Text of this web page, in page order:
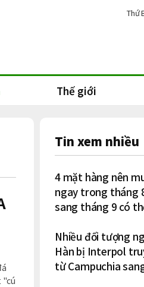
Thứ
Thế giới
"cú
Tin xem nhiều
4 mặt hàng nên
ngay trong tháng
sang tháng 9 có
Nhiều đối tượng
Hàn bị Interpol
từ Campuchia